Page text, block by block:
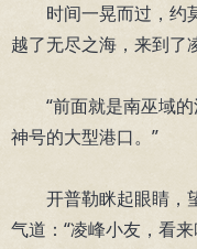
时间一晃而过，约
越了无尽之海，来到了
“前面就是南巫域的
神号的大型港口。”
开普勒眯起眼睛，
气道：“凌峰小友，看